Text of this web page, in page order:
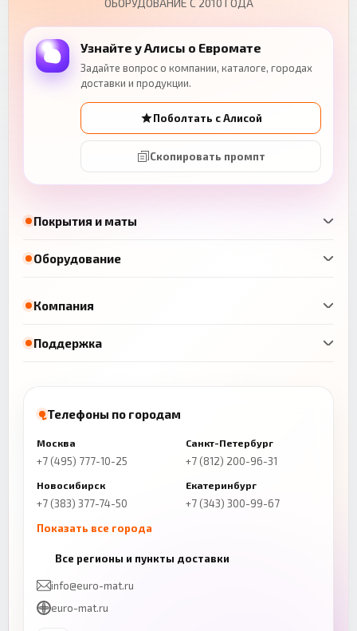
Покрытия и маты
Оборудование
ОБОРУДОВАНИЕ С 2010 ГОДА
Узнайте у Алисы о Евромате
Задайте вопрос о компании, каталоге, городах
доставки и продукции.
Поболтать с Алисой
Скопировать промпт
Компания
Поддержка
Телефоны по городам
Москва
+7 (495) 777-10-25
Санкт-Петербург
+7 (812) 200-96-31
Новосибирск
+7 (383) 377-74-50
Екатеринбург
+7 (343) 300-99-67
Показать все города
+7 (843) 206-01-30
Челябинск
+7 (343) 300-99-67
Все регионы и пункты доставки
info@euro-mat.ru
euro-mat.ru